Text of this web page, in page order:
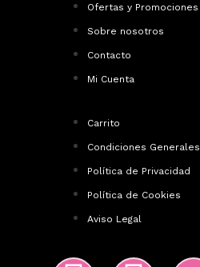
Ofertas y Promociones
Sobre nosotros
Contacto
Mi Cuenta
Carrito
Condiciones Generales
Política de Privacidad
Política de Cookies
Aviso Legal